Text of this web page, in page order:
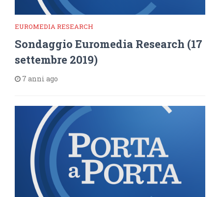
EUROMEDIA RESEARCH
Sondaggio Euromedia Research (17
settembre 2019)
7 anni ago